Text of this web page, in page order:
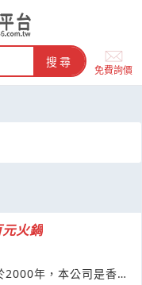
搜尋
免費詢價
元火鍋
年，本公司是香香